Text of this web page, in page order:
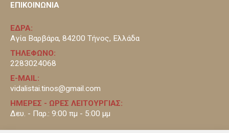
ΕΠΙΚΟΙΝΩΝΙΑ
ΕΔΡΑ:
Αγία Βαρβάρα, 84200 Τήνος, Ελλάδα
ΤΗΛΕΦΩΝΟ:
2283024068
E-MAIL:
vidalistai.tinos@gmail.com
ΗΜΕΡΕΣ - ΩΡΕΣ ΛΕΙΤΟΥΡΓΙΑΣ:
Δευ. - Παρ.: 9:00 πμ - 5:00 μμ